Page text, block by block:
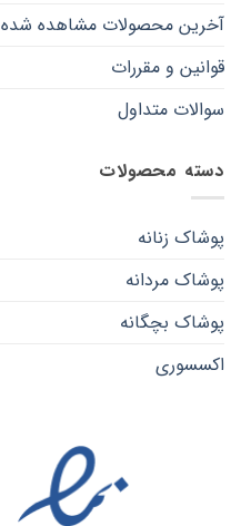
آخرین محصولات مشاهده شده
قوانین و مقررات
سوالات متداول
دسته محصولات
پوشاک زنانه
پوشاک مردانه
پوشاک بچگانه
اکسسوری